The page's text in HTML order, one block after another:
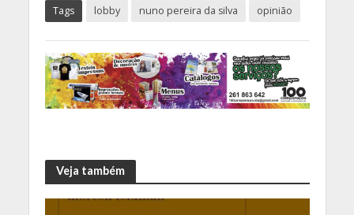
Tags lobby nuno pereira da silva opinião
Veja também